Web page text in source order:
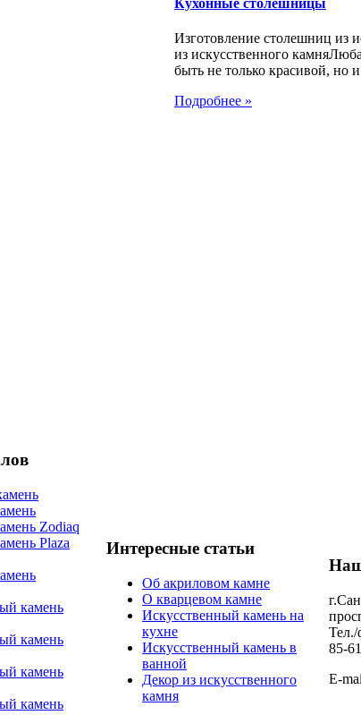
Кухонные столешницы
Изготовление столешниц из
из искусственного
быть не только красивой, но
Подробнее »
Zodiaq
Plaza
камень
камень
камень
камень
Интересные статьи
Об акриловом камне
О кварцевом камне
Искусственный камень на
кухне
Искусственный камень в
ванной
Декор из искусственного
камня
Тел./
85-
E-